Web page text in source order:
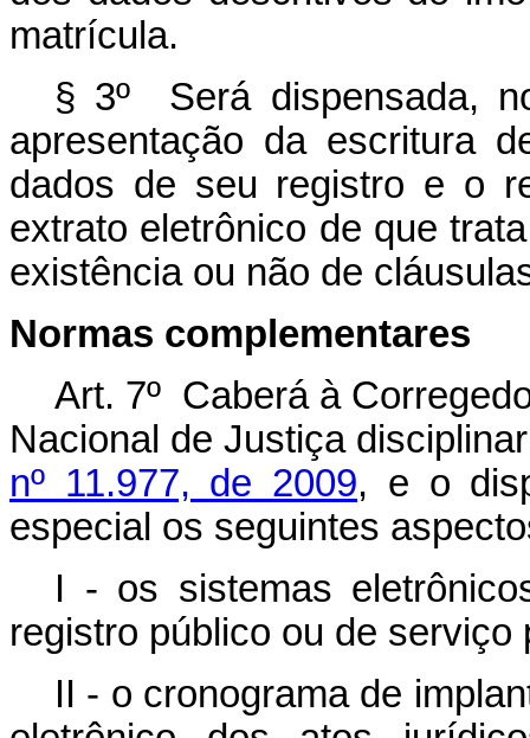
matrícula.
§ 3º Será dispensada,
apresentação da escritura
dados de seu registro e o
extrato eletrônico de que
existência ou não de
Normas complementares
Art. 7º Caberá à
Nacional de Justiça
nº 11.977, de 2009, e o
especial os seguintes
I - os sistemas
registro público ou de serviço
II - o cronograma de